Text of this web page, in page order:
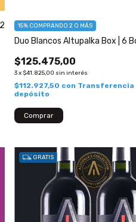
Duo Blancos Altupalka Box | 6
$125.475,00
3x $41.825,00 sin interés
15% COMPRANDO 2 O MÁS
$112.927,50 con Transferencia
depósito
GRATIS